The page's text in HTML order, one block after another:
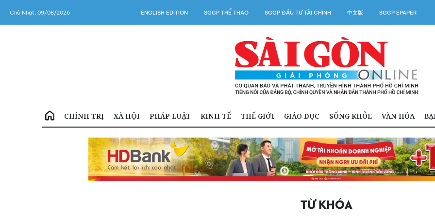
Chủ Nhật, 09/08/2026 ENGLISH EDITION SGGP THỂ THAO SGGP ĐẦU TƯ TÀI CHÍNH 中文版 SGGP EPAPER
CHÍNH TRỊ XÃ HỘI PHÁP LUẬT KINH TẾ THẾ GIỚI GIÁO DỤC SỐNG KHỎE VĂN HÓA
TỪ KHÓA